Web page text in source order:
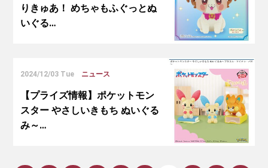
りきゅあ！ めちゃもふぐっとぬ
いぐる…
2024/12/03 Tue ニュース
【プライズ情報】ポケットモン
スター やさしいきもち ぬいぐる
み～…